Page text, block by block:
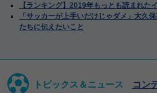
【ランキング】2019年もっとも読まれた
「サッカーが上手いだけじゃダメ」大久
たちに伝えたいこと
トピックス＆ニュース コン